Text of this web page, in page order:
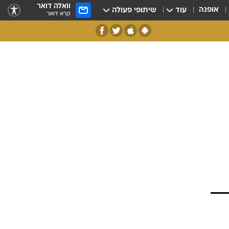
אופנה עוד שיתופי פעולה וואלה דואר
קרא דואר